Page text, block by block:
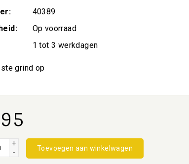
40389
Op voorraad
1 tot 3 werkdagen
grind op
+
-
Toevoegen aan winkelwagen